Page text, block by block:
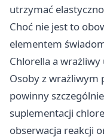
utrzymać
Choć nie jest to
elementem
Chlorella a
Osoby z
powinny
suplementacji
obserwacja reakcji